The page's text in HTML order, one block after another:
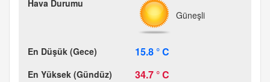
Güneşli
15.8 ° C
34.7 ° C